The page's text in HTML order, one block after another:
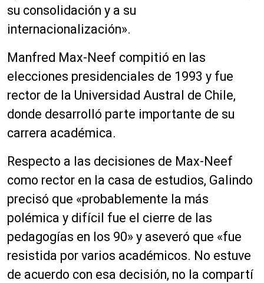
su consolidación y a su
internacionalización».
Manfred Max-Neef compitió en las
elecciones presidenciales de 1993 y fue
rector de la Universidad Austral de Chile,
donde desarrolló parte importante de su
carrera académica.
Respecto a las decisiones de Max-Neef
como rector en la casa de estudios, Galindo
precisó que «probablemente la más
polémica y difícil fue el cierre de las
pedagogías en los 90» y aseveró que «fue
resistida por varios académicos. No estuve
de acuerdo con esa decisión, no la compartí